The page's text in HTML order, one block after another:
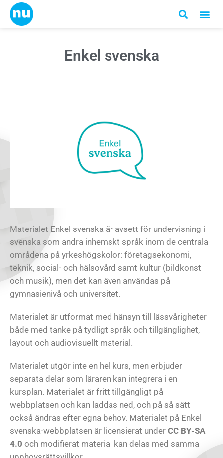
Enkel svenska
Materialet Enkel svenska är avsett för undervisning i
svenska som andra inhemskt språk inom de centrala
områdena på yrkeshögskolor: företagsekonomi,
teknik, social- och hälsovård samt kultur (bildkonst
och musik), men det kan även användas på
gymnasienivå och universitet.
Materialet är utformat med hänsyn till lässvårigheter
både med tanke på tydligt språk och tillgänglighet,
layout och audiovisuellt material.
Materialet utgör inte en hel kurs, men erbjuder
separata delar som läraren kan integrera i en
kursplan. Materialet är fritt tillgängligt på
webbplatsen och kan laddas ned, och på så sätt
också ändras efter egna behov. Materialet på Enkel
svenska-webbplatsen är licensierat under CC BY-SA
4.0 och modifierat material kan delas med samma